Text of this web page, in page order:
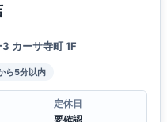
カーサ寺町 1F
ら5分以内
定休日
要確認